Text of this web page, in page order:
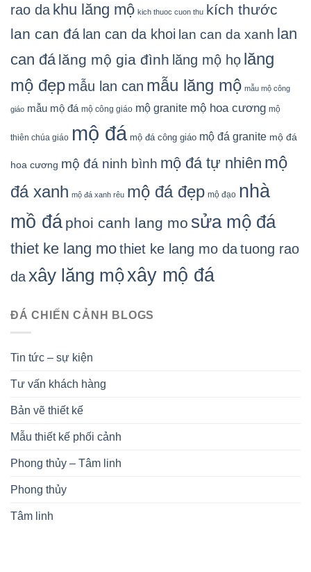
rao da khu lăng mộ kich thuoc cuon thu kích thước
lan can đá lan can da khoi lan can da xanh lan
can đá lăng mộ gia đình lăng mộ họ lăng
mộ đẹp mẫu lan can mẫu lăng mộ mẫu mộ công
giáo mẫu mộ đá mộ công giáo mộ granite mộ hoa cương mộ
thiên chúa giáo mộ đá mộ đá công giáo mộ đá granite mộ đá
hoa cương mộ đá ninh bình mộ đá tự nhiên mộ
đá xanh mộ đá xanh rêu mộ đá đẹp mộ đạo nhà
mồ đá phoi canh lang mo sửa mộ đá
thiet ke lang mothiet ke lang mo datuong rao
daxây lăng mộxây mộ đá
ĐÁ CHIẾN CẢNH BLOGS
Tin tức – sự kiện
Tư vấn khách hàng
Bản vẽ thiết kế
Mẫu thiết kế phối cảnh
Phong thủy – Tâm linh
Phong thủy
Tâm linh